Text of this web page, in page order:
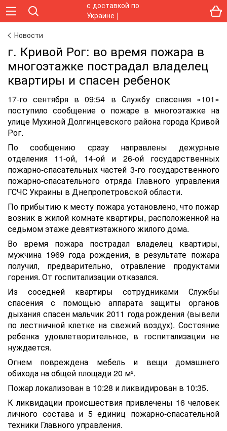
Новости
г. Кривой Рог: во время пожара в
многоэтажке пострадал владелец
квартиры и спасен ребенок
17-го сентября в 09:54 в Службу спасения «101»
поступило сообщение о пожаре в многоэтажке на
улице Мухиной Долгинцевского района города Кривой
Рог.
По сообщению сразу направлены дежурные
отделения 11-ой, 14-ой и 26-ой государственных
пожарно-спасательных частей 3-го государственного
пожарно-спасательного отряда Главного управления
ГСЧС Украины в Днепропетровской области.
По прибытию к месту пожара установлено, что пожар
возник в жилой комнате квартиры, расположенной на
седьмом этаже девятиэтажного жилого дома.
Во время пожара пострадал владелец квартиры,
мужчина 1969 года рождения, в результате пожара
получил, предварительно, отравление продуктами
горения. От госпитализации отказался.
Из соседней квартиры сотрудниками Службы
спасения с помощью аппарата защиты органов
дыхания спасен мальчик 2011 года рождения (вывели
по лестничной клетке на свежий воздух). Состояние
ребенка удовлетворительное, в госпитализации не
нуждается.
Огнем повреждена мебель и вещи домашнего
обихода на общей площади 20 м².
Пожар локализован в 10:28 и ликвидирован в 10:35.
К ликвидации происшествия привлечены 16 человек
личного состава и 5 единиц пожарно-спасательной
техники Главного управления.